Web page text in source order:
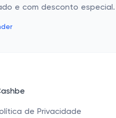
e com desconto especial.
de Privacidade